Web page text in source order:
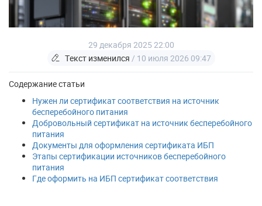
29 декабря 2025 22:00
Текст изменился / 10 июля 2026 09:47
Содержание статьи
Нужен ли сертификат соответствия на источник
бесперебойного питания
Добровольный сертификат на источник бесперебойного
питания
Документы для оформления сертификата ИБП
Этапы сертификации источников бесперебойного
питания
Где оформить на ИБП сертификат соответствия